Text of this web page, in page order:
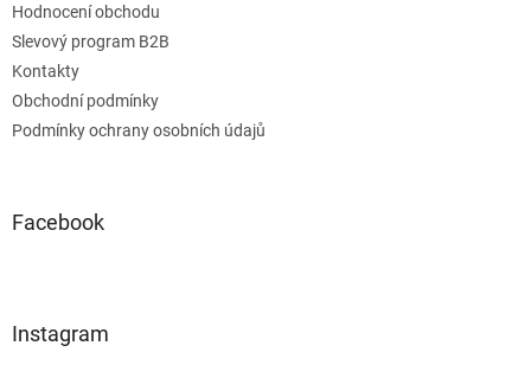
Hodnocení obchodu
Slevový program B2B
Kontakty
Obchodní podmínky
Podmínky ochrany osobních údajů
Facebook
Instagram